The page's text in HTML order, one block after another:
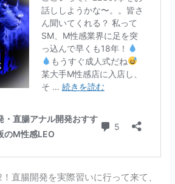
直腸開発を実際習いに行って来て、